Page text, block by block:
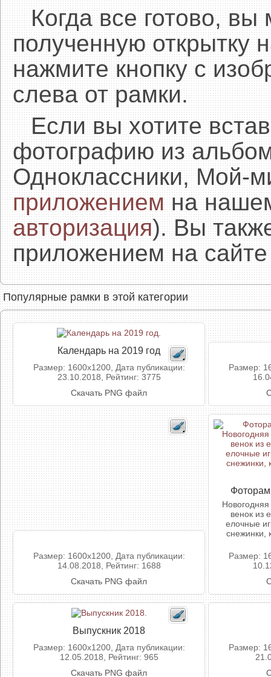
Когда все готово,
полученную открытку
нажмите кнопку с
слева от рамки.
Если вы хотите
фотографию из
Одноклассники, Мой-
приложениемна нашем
авторизация). Вы
приложением на сайте
Популярные рамки в этой категории
Календарь на 2019 год
Размер: 1600x1200, Дата публикации:
23.10.2018, Рейтинг: 3775
Скачать PNG файл
Размер:
Размер: 1600x1200, Дата публикации:
14.08.2018, Рейтинг: 1688
Скачать PNG файл
венок из
елочные
снежинки,
Размер:
Выпускник 2018
Размер: 1600x1200, Дата публикации:
12.05.2018, Рейтинг: 965
Скачать PNG файл
Размер: